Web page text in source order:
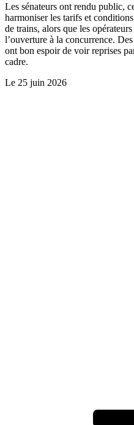
Les sénateurs ont rendu public,
harmoniser les tarifs et
de trains, alors que les
l’ouverture à la concurrence.
ont bon espoir de voir reprises
cadre.
Le 25 juin 2026